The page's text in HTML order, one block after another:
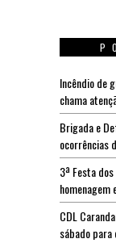
Incêndio de
chama
Brigada e
ocorrências
3ª Festa
homenagem
CDL
sábado para